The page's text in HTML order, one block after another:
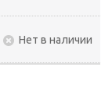
Нет в наличии